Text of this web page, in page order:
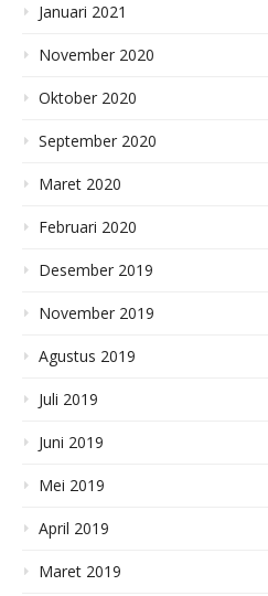
Januari 2021
November 2020
Oktober 2020
September 2020
Maret 2020
Februari 2020
Desember 2019
November 2019
Agustus 2019
Juli 2019
Juni 2019
Mei 2019
April 2019
Maret 2019